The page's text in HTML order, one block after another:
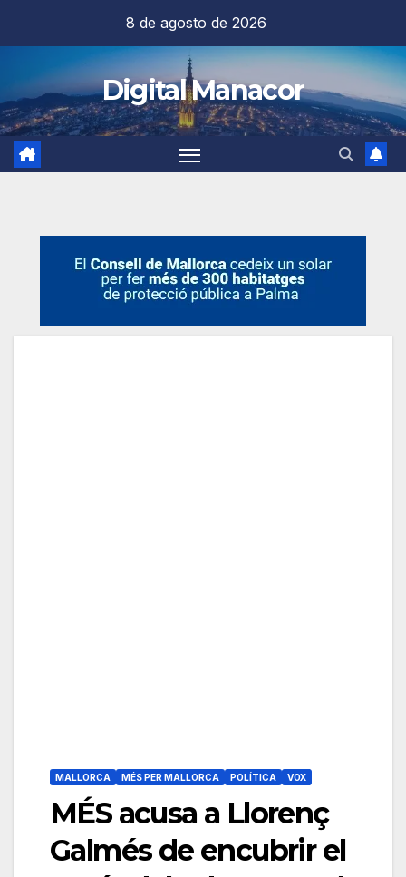
contenido
8 de agosto de 2026
Digital Manacor
MALLORCA MÉS PER MALLORCA POLÍTICA VOX
MÉS acusa a Llorenç
Galmés de encubrir el